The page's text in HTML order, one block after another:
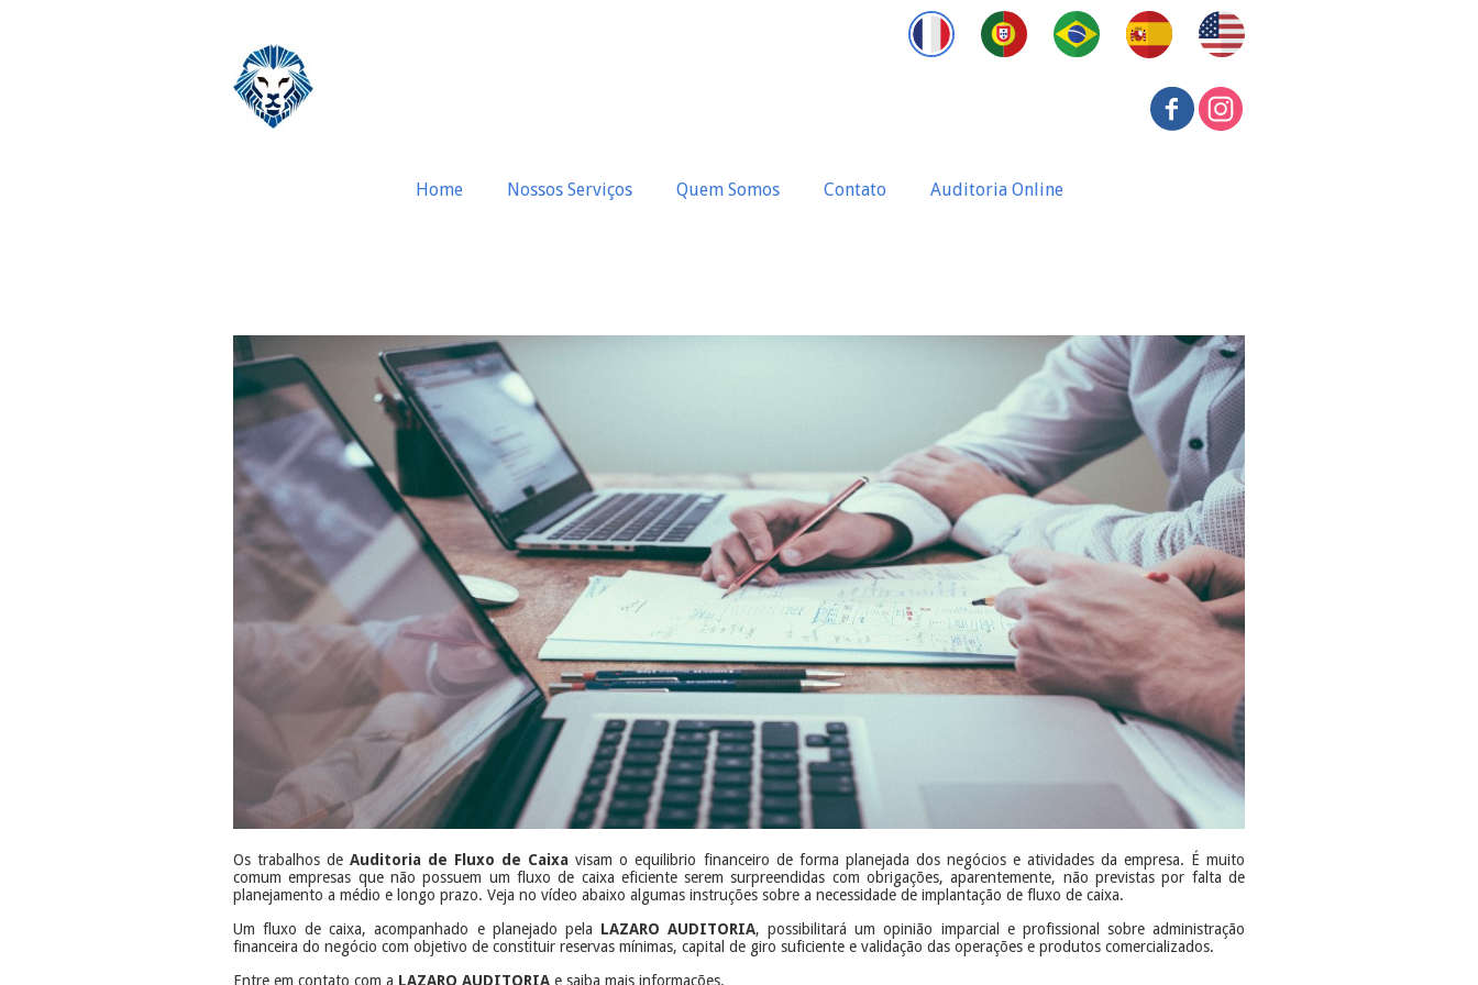
Home Nossos Serviços Quem Somos Contato Auditoria Online
Os trabalhos deAuditoria de Fluxo de Caixavisam o equilibrio financeiro de forma planejada dos negócios e atividades da empresa. É muito
comum empresas que não possuem um fluxo de caixa eficiente serem surpreendidas com obrigações, aparentemente, não previstas por falta de
planejamento a médio e longo prazo. Veja no vídeo abaixo algumas instruções sobre a necessidade de implantação de fluxo de caixa.
Um fluxo de caixa, acompanhado e planejado pela LAZARO AUDITORIA, possibilitará um opinião imparcial e profissional sobre administração
financeira do negócio com objetivo de constituir reservas mínimas, capital de giro suficiente e validação das operações e produtos comercializados.
Entre em contato com a LAZARO AUDITORIA e saiba mais informações.